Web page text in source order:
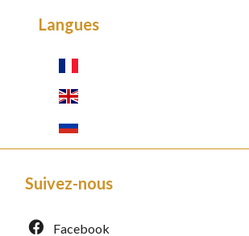
Langues
Suivez-nous
Facebook